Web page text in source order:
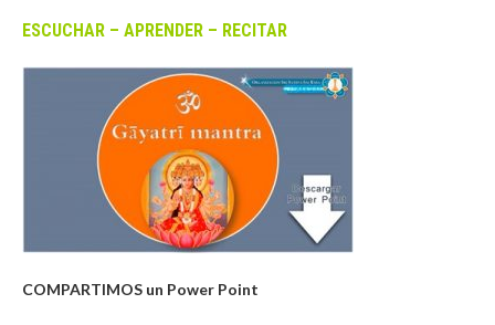
ESCUCHAR – APRENDER – RECITAR
COMPARTIMOS un Power Point